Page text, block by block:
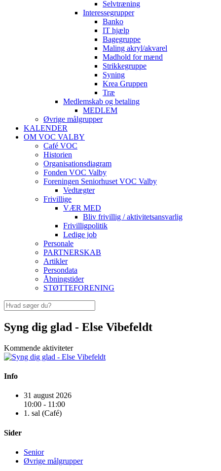
Selvtræning
Interessegrupper
Banko
IT hjælp
Bagegruppe
Maling akryl/akvarel
Madhold for mænd
Strikkegruppe
Syning
Krea Gruppen
Træ
Medlemskab og betaling
MEDLEM
Øvrige målgrupper
KALENDER
OM VOC VALBY
Café VOC
Historien
Organisationsdiagram
Fonden VOC Valby
Foreningen Seniorhuset VOC Valby
Vedtægter
Frivillige
VÆR MED
Bliv frivillig / aktivitetsansvarlig
Frivilligpolitik
Ledige job
Personale
PARTNERSKAB
Artikler
Persondata
Åbningstider
STØTTEFORENING
Syng dig glad - Else Vibefeldt
Kommende aktiviteter
Info
31 august 2026
10:00 - 11:00
1. sal (Café)
Sider
Senior
Øvrige målgrupper